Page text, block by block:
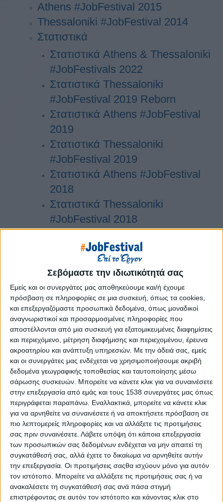
Σεβόμαστε την ιδιωτικότητά σας
Εμείς και οι συνεργάτες μας αποθηκεύουμε και/ή έχουμε
πρόσβαση σε πληροφορίες σε μια συσκευή, όπως τα cookies,
και επεξεργαζόμαστε προσωπικά δεδομένα, όπως μοναδικοί
αναγνωριστικοί και προσαρμοσμένες πληροφορίες που
αποστέλλονται από μια συσκευή για εξατομικευμένες διαφημίσεις
και περιεχόμενο, μέτρηση διαφήμισης και περιεχομένου, έρευνα
ακροατηρίου και ανάπτυξη υπηρεσιών. Με την άδειά σας, εμείς
και οι συνεργάτες μας ενδέχεται να χρησιμοποιήσουμε ακριβή
δεδομένα γεωγραφικής τοποθεσίας και ταυτοποίησης μέσω
σάρωσης συσκευών. Μπορείτε να κάνετε κλικ για να συναινέσετε
στην επεξεργασία από εμάς και τους 1538 συνεργάτες μας όπως
περιγράφεται παραπάνω. Εναλλακτικά, μπορείτε να κάνετε κλικ
για να αρνηθείτε να συναινέσετε ή να αποκτήσετε πρόσβαση σε
πιο λεπτομερείς πληροφορίες και να αλλάξετε τις προτιμήσεις
σας πριν συναινέσετε. Λάβετε υπόψη ότι κάποια επεξεργασία
των προσωπικών σας δεδομένων ενδέχεται να μην απαιτεί τη
συγκατάθεσή σας, αλλά έχετε το δικαίωμα να αρνηθείτε αυτήν
την επεξεργασία. Οι προτιμήσεις σαςθα ισχύουν μόνο για αυτόν
τον ιστότοπο. Μπορείτε να αλλάξετε τις προτιμήσεις σας ή να
ανακαλέσετε τη συγκατάθεσή σας ανά πάσα στιγμή
επιστρέφοντας σε αυτόν τον ιστότοπο και κάνοντας κλικ στο
Athens #JobFestival 2015
Thessaloniki #JobFestival 2014
Στατιστικά
Στατιστικά Athens & Thessaloniki
#JobFestivals 2022
Στατιστικά Thessaloniki
#JobFestival 2019 Reborn
Στατιστικά Athens #JobFestival
2019
Στατιστικά Thessaloniki
#JobFestival 2019
Στατιστικά Athens #JobFestival
2018
Στατιστικά Thessaloniki
#JobFestival 2018
Στατιστικά Athens #JobFestival
Στατιστικά Thessaloniki
#JobFestival 2017
Στατιστικά Athens #JobFestival
2016
Στατιστικά Athens #JobFestival
2015
Υλικό
Φωτογραφίες
Παρουσιάσεις
Υλικό
Φωτογραφίες
Παρουσιάσεις
#JobDays